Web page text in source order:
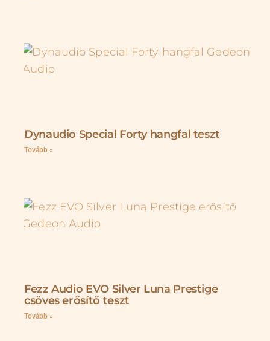
Dynaudio Special Forty hangfal teszt
Tovább »
Fezz Audio EVO Silver Luna Prestige
csöves erősítő teszt
Tovább »